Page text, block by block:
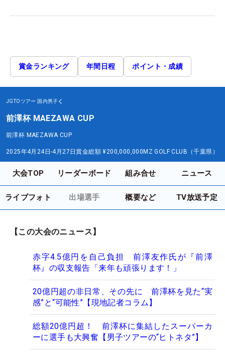
賞金ランキング 年間日程 ポイント・成績
JGTOツアー 国内男子
前澤杯 MAEZAWA CUP
前澤杯 MAEZAWA CUP
2025年4月24日-4月27日賞金総額 ¥200,000,000MZ GOLF CLUB（千葉県）
大会TOP リーダーボード 組み合せ ニュース
ライブフォト 出場選手 概要など TV放送予定
【この大会のニュース】
赤字4.5億円を自己負担 前澤友作氏が『前澤
杯』の収支報告「来年も頑張ります！」
20億円超の非日常、その先に 前澤杯を見た“実
感”と“可能性”【現地記者コラム】
総額20億円超！ 前澤杯に集結したスーパーカ
ーに選手も大興奮【男子ツアーの“ヒトネタ”】